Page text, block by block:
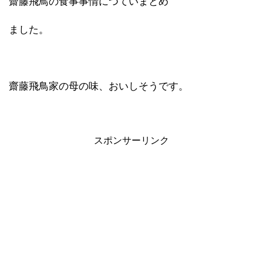
ました。
齋藤飛鳥家の母の味、おいしそうです。
スポンサーリンク